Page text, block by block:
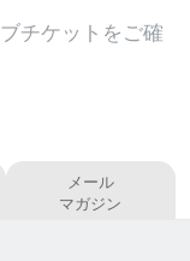
で82キロまで太
くさい」と思っ
チケットをご確
メール
マガジン